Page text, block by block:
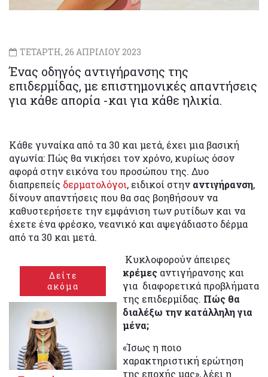
ΤΕΤΑΡΤΗ, 26 ΑΠΡΙΛΙΟΥ 2023
Ένας οδηγός αντιγήρανσης της
επιδερμίδας, με επιστημονικές απαντήσεις
για κάθε απορία -και για κάθε ηλικία.
Κάθε γυναίκα από τα 30 και μετά, έχει μια βασική
αγωνία: Πώς θα νικήσει τον χρόνο, κυρίως όσον
αφορά στην εικόνα του προσώπου της. Δυο
διαπρεπείς δερματολόγοι, ειδικοί στην αντιγήρανση,
δίνουν απαντήσεις που θα σας βοηθήσουν να
καθυστερήσετε την εμφάνιση των ρυτίδων και να
έχετε ένα φρέσκο, νεανικό και αψεγάδιαστο δέρμα
από τα 30 και μετά.
Δείτε
ακόμα
Κυκλοφορούν άπειρες
κρέμες αντιγήρανσης και
για διαφορετικά προβλήματα
της επιδερμίδας. Πώς θα
διαλέξω την κατάλληλη για
μένα;
«Ίσως η ποιο
χαρακτηριστική ερώτηση
της εποχής μας», λέει η